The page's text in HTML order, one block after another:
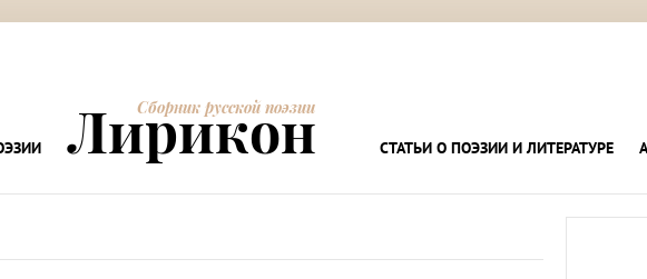
Сборник русской поэзии
Лирикон СТАТЬИ О ПОЭЗИИ И ЛИТЕРАТУРЕ